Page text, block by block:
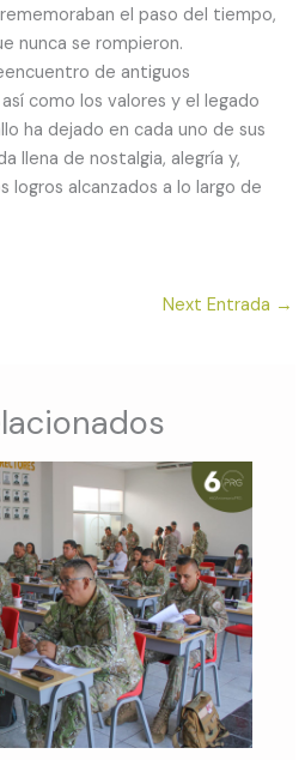
el paso del tiempo,
nunca se rompieron.
de antiguos
como los valores y el legado
ha dejado en cada uno de sus
llena de nostalgia, alegría y,
logros alcanzados a lo largo de
Next Entrada →